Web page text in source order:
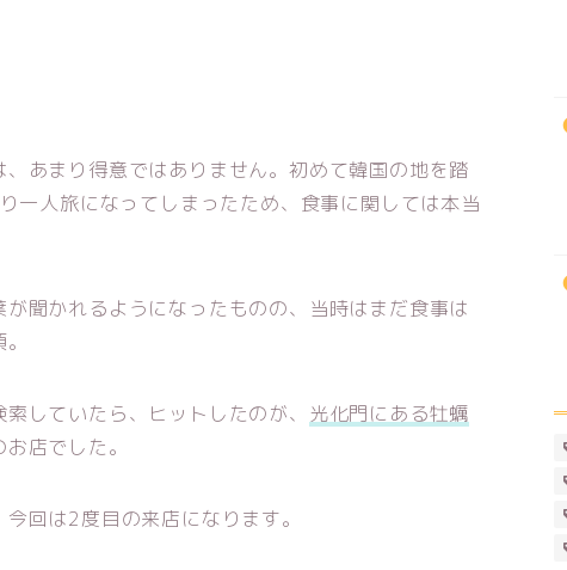
あまり得意ではありません。初めて韓国の地を踏
一人旅になってしまったため、食事に関しては本当
聞かれるようになったものの、当時はまだ食事は
していたら、ヒットしたのが、 光化門にある牡蠣
お店でした。
回は2度目の来店になります。